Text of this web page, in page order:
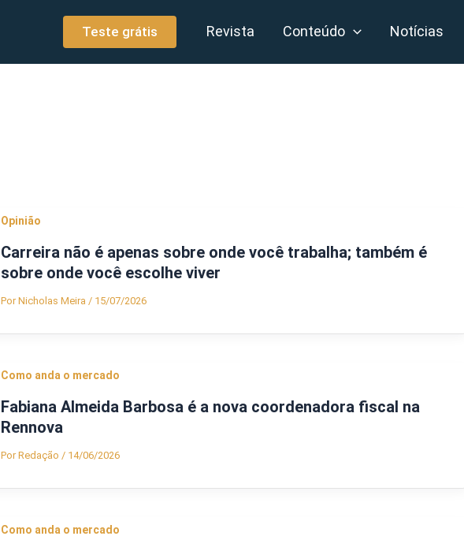
Teste grátis Revista Conteúdo Notícias
Opinião
Carreira não é apenas sobre onde você trabalha; também é
sobre onde você escolhe viver
PorNicholas Meira / 15/07/2026
Como anda o mercado
Fabiana Almeida Barbosa é a nova coordenadora fiscal na
Rennova
PorRedação / 14/06/2026
Como anda o mercado